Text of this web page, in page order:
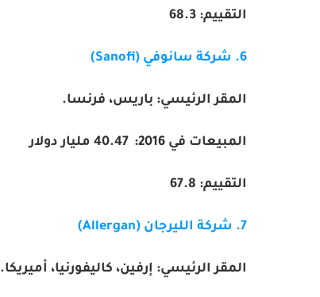
التقييم: 68.3
6. شركة سانوفي Sanofi)
)
المقر الرئيسي: باريس، فرنسا.
المبيعات في 2016: 40.47 مليار دولار
التقييم: 67.8
7. شركة الليرجان ( Allergan
)
المقر الرئيسي: إرفين، كاليفورنيا، أميريكا.